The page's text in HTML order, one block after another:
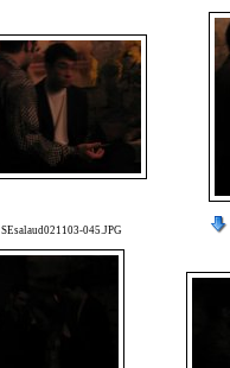
SEsalaud021103-045.JPG